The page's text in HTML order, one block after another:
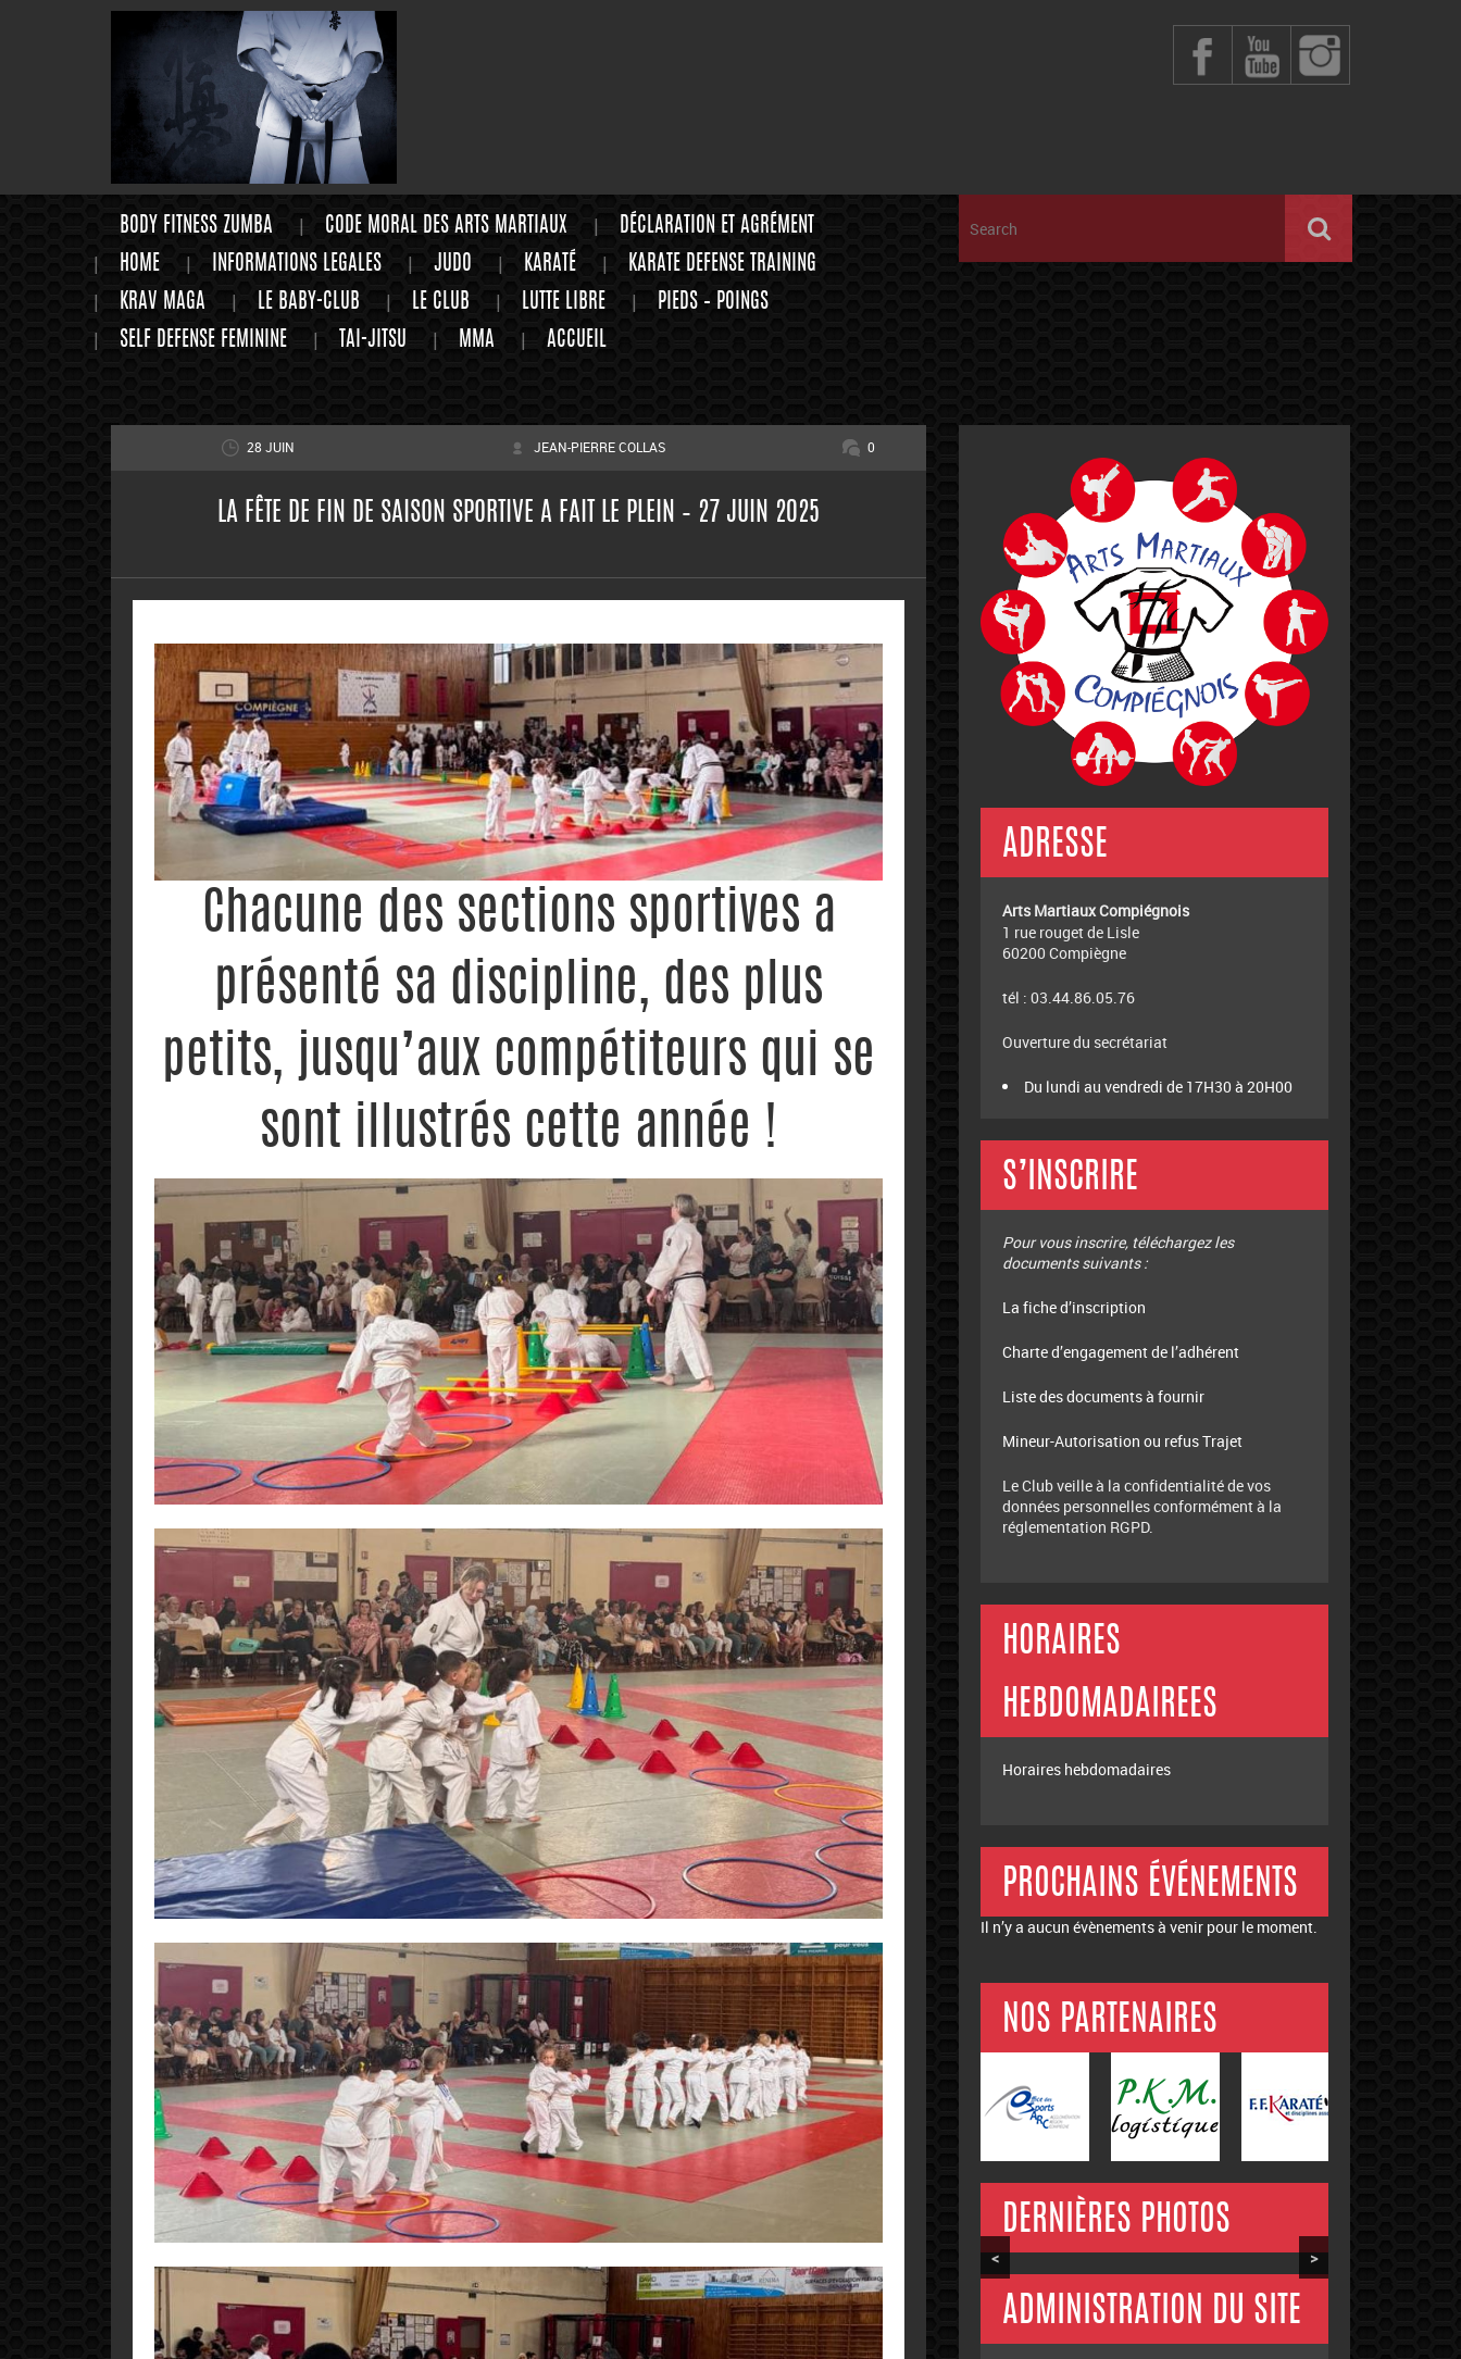
BODY FITNESS ZUMBA CODE MORAL DES ARTS MARTIAUX
DÉCLARATION ET AGRÉMENT
HOME
INFORMATIONS LEGALES JUDO KARATÉ
KARATE DEFENSE TRAINING
KRAV MAGA
LE BABY-CLUB LE CLUB LUTTE LIBRE
PIEDS – POINGS
SELF DEFENSE FEMININE
TAI-JITSU MMA ACCUEIL
28 JUIN JEAN-PIERRE COLLAS 0
LA FÊTE DE FIN DE SAISON SPORTIVE A FAIT LE PLEIN – 27 JUIN 2025
Chacune des sections sportives a
présenté sa discipline, des plus
petits, jusqu’aux compétiteurs qui se
sont illustrés cette année !
ADRESSE
Arts Martiaux Compiégnois
1 rue rouget de Lisle
60200 Compiègne
tél : 03.44.86.05.76
Ouverture du secrétariat
Du lundi au vendredi de 17H30 à 20H00
S’INSCRIRE
Pour vous inscrire, téléchargez les
documents suivants :
La fiche d’inscription
Charte d’engagement de l’adhérent
Liste des documents à fournir
Mineur-Autorisation ou refus Trajet
Le Club veille à la confidentialité de vos
données personnelles conformément à la
réglementation RGPD.
HORAIRES
HEBDOMADAIREES
Horaires hebdomadaires
PROCHAINS ÉVÉNEMENTS
Il n’y a aucun évènements à venir pour le moment.
NOS PARTENAIRES
DERNIÈRES PHOTOS